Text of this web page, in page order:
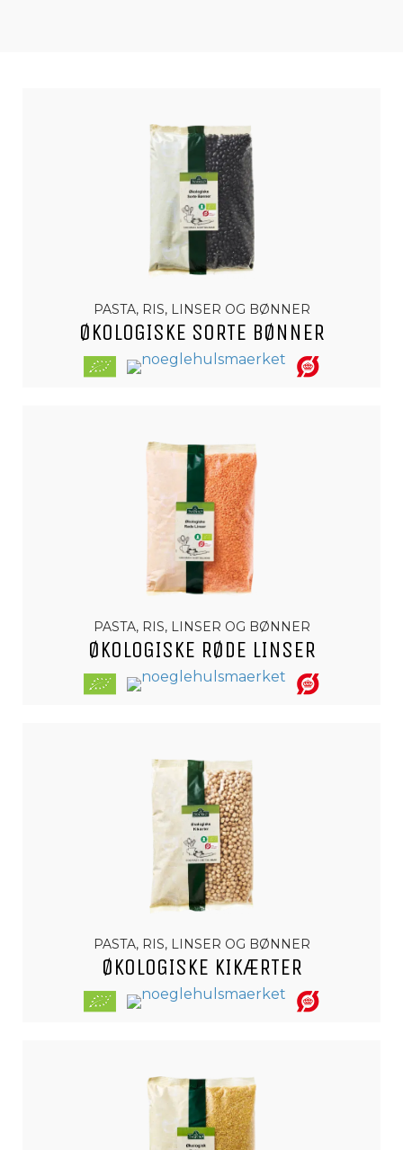
PASTA, RIS, LINSER OG BØNNER
ØKOLOGISKE SORTE BØNNER
PASTA, RIS, LINSER OG BØNNER
ØKOLOGISKE RØDE LINSER
PASTA, RIS, LINSER OG BØNNER
ØKOLOGISKE KIKÆRTER